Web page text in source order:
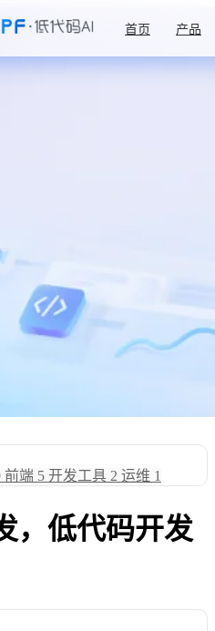
首页 产品
前端 5 开发工具 2 运维 1
，低代码开发